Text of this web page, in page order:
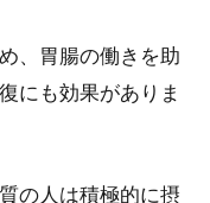
、胃腸の働きを助
にも効果がありま
の人は積極的に摂